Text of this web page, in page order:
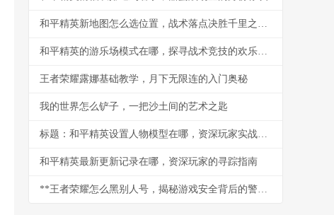
和平精英新地图怎么选位置，战术落点决胜千里之外副标题
和平精英的游乐场模式在哪，探寻战术竞技的欢乐实验场
王者荣耀露娜基础教学，月下无限连的入门奥秘
我的世界怎么铲子，一把沙土间的艺术之匙
标题：和平精英设置人物模型在哪，资深玩家实战课堂
和平精英最新更新记录在哪，资深玩家的寻踪指南
**王者荣耀怎么黑别人号，揭秘游戏安全背后的警示**